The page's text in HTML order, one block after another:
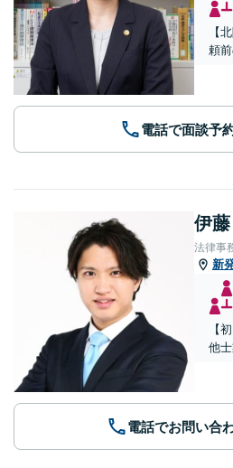
【
頼
電話で面談予
伊
法律事
新
【
他
電話でお問い合